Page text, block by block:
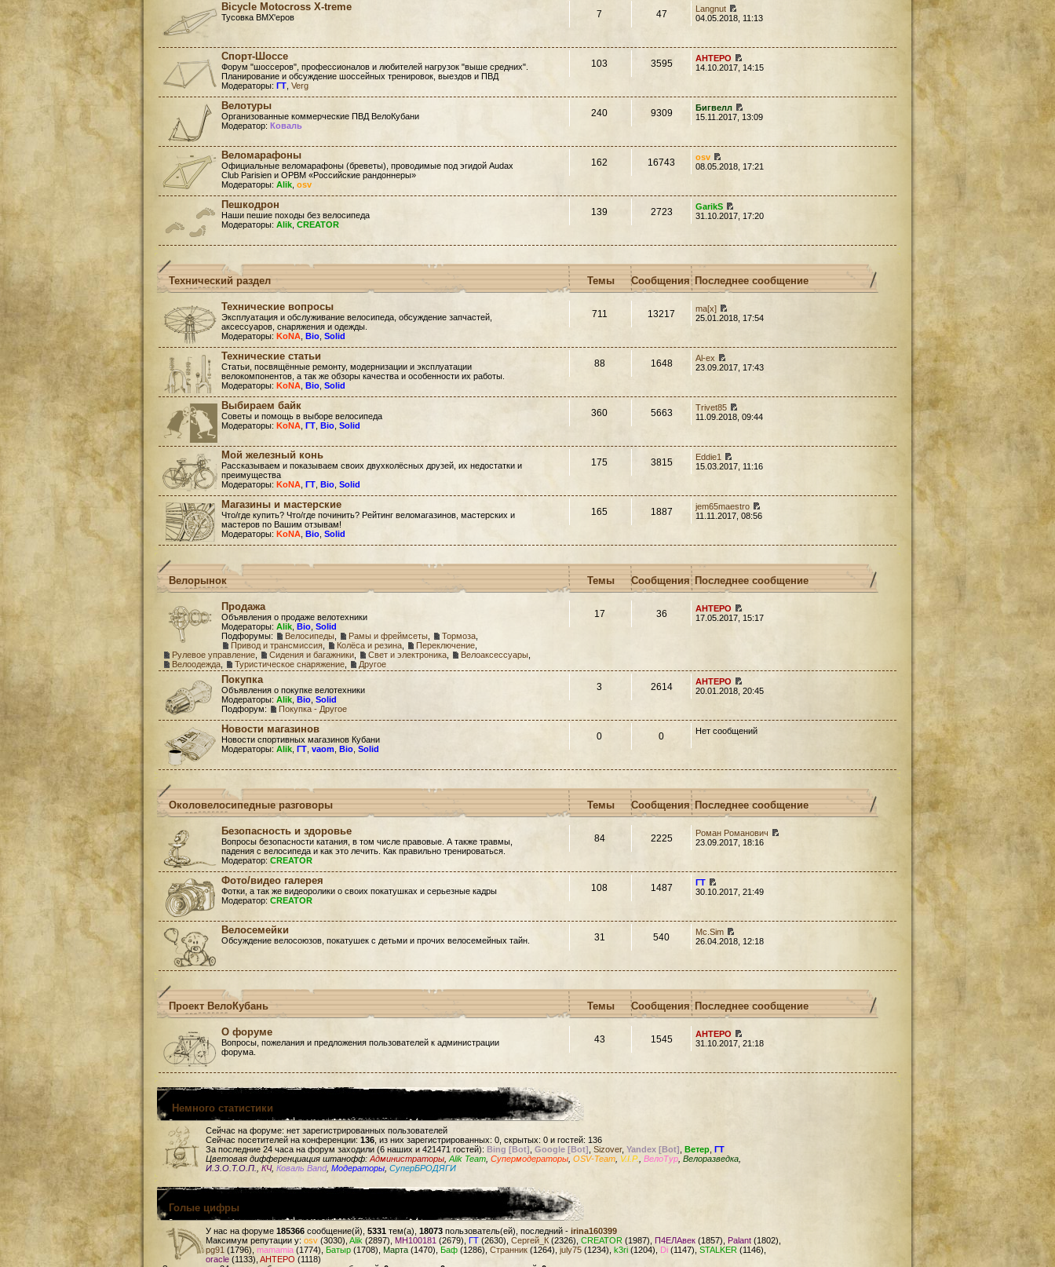
Bicycle Motocross X-treme
Тусовка BMX'еров 7 47
Langnut
04.05.2018, 11:13
Спорт-Шоссе
Форум "шоссеров", профессионалов и любителей нагрузок "выше средних".
Планирование и обсуждение шоссейных тренировок, выездов и ПВД
Модераторы: ГТ Verg
103 3595
AHTEPO
14.10.2017, 14:15
Велотуры
Организованные коммерческие ПВД ВелоКубани
Модератор: Коваль
240 9309
Бигвелл
15.11.2017, 13:09
Веломарафоны
Официальные веломарафоны (бреветы), проводимые под эгидой Audax
Club Parisien и ОРВМ «Российские рандоннеры»
Модераторы: Alik osv
162 16743
osv
08.05.2018, 17:21
Пешкодрон
Наши пешие походы без велосипеда
Модераторы: Alik CREATOR
139 2723
GarikS
31.10.2017, 17:20
Технический раздел Темы Сообщения Последнее сообщение
Технические вопросы
Эксплуатация и обслуживание велосипеда, обсуждение запчастей,
аксессуаров, снаряжения и одежды.
Модераторы: KoNA Bio Solid
711 13217
ma[x]
25.01.2018, 17:54
Технические статьи
Статьи, посвящённые ремонту, модернизации и эксплуатации
велокомпонентов, а так же обзоры качества и особенности их работы.
Модераторы: KoNA Bio Solid
88 1648
Al-ex
23.09.2017, 17:43
Выбираем байк
Советы и помощь в выборе велосипеда
Модераторы: KoNA ГТ Bio Solid
360 5663
Trivet85
11.09.2018, 09:44
Мой железный конь
Рассказываем и показываем своих двухколёсных друзей, их недостатки и
преимущества
Модераторы: KoNA ГТ Bio Solid
175 3815
Eddie1
15.03.2017, 11:16
Магазины и мастерские
Что/где купить? Что/где починить? Рейтинг веломагазинов, мастерских и
мастеров по Вашим отзывам!
Модераторы: KoNA Bio Solid
165 1887
jem65maestro
11.11.2017, 08:56
Велорынок Темы Сообщения Последнее сообщение
Продажа
Объявления о продаже велотехники
Модераторы: Alik Bio Solid
Подфорумы:
Велосипеды Рамы и фреймсеты Тормоза
Привод и трансмиссия
Колёса и резина Переключение
Рулевое управление
Сидения и багажники Свет и электроника Велоаксессуары
Велоодежда
Туристическое снаряжение Другое
17 36
AHTEPO
17.05.2017, 15:17
Покупка
Объявления о покупке велотехники
Модераторы: Alik Bio Solid
Подфорум:
Покупка - Другое
3 2614
AHTEPO
20.01.2018, 20:45
Новости магазинов
Новости спортивных магазинов Кубани
Модераторы: Alik ГТ vaom Bio Solid
0 0 Нет сообщений
Околовелосипедные разговоры Темы Сообщения Последнее сообщение
Безопасность и здоровье
Вопросы безопасности катания, в том числе правовые. А также травмы,
падения с велосипеда и как это лечить. Как правильно тренироваться.
Модератор: CREATOR
84 2225
Роман Романович
23.09.2017, 18:16
Фото/видео галерея
Фотки, а так же видеоролики о своих покатушках и серьезные кадры
Модератор: CREATOR
108 1487
ГТ
30.10.2017, 21:49
Велосемейки
Обсуждение велосоюзов, покатушек с детьми и прочих велосемейных тайн. 31 540
Mc.Sim
26.04.2018, 12:18
Проект ВелоКубань Темы Сообщения Последнее сообщение
О форуме
Вопросы, пожелания и предложения пользователей к администрации
форума.
43 1545
AHTEPO
31.10.2017, 21:18
Немного статистики
Сейчас на форуме: нет зарегистрированных пользователей
Сейчас посетителей на конференции: 136 , из них зарегистрированных: 0, скрытых: 0 и гостей: 136
За последние 24 часа на форум заходили (6 наших и 421471 гостей): Bing [Bot] Google [Bot] Sizover, Yandex [Bot] Ветер ГТ
Цветовая дифференциация штанофф: Администраторы Alik Team Супермодераторы OSV-Team V.I.P. ВелоТур Велоразведка
И.З.О.Т.О.П.
КЧ, Коваль Band, Модераторы СуперБРОДЯГИ
Голые цифры
У нас на форуме 185366 сообщение(й), 5331 тем(а), 18073 пользователь(ей), последний - irina160399
Максимум репутации у: osv (3030), Alik (2897), MH100181 (2679), ГТ (2630), Сергей_К (2326), CREATOR (1987), П4ЕЛАвек (1857), Palant (1802),
pg91 (1796), mamamia (1774), Батыр (1708), Марта (1470), Баф (1286), Странник (1264), july75 (1234), k3ri (1204), Di (1147), STALKER (1146),
oracle (1133), AHTEPO (1118)